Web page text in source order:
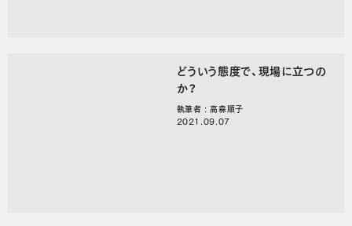
どういう態度で、現場に立つの
か？
執筆者 : 高森順子
2021.09.07